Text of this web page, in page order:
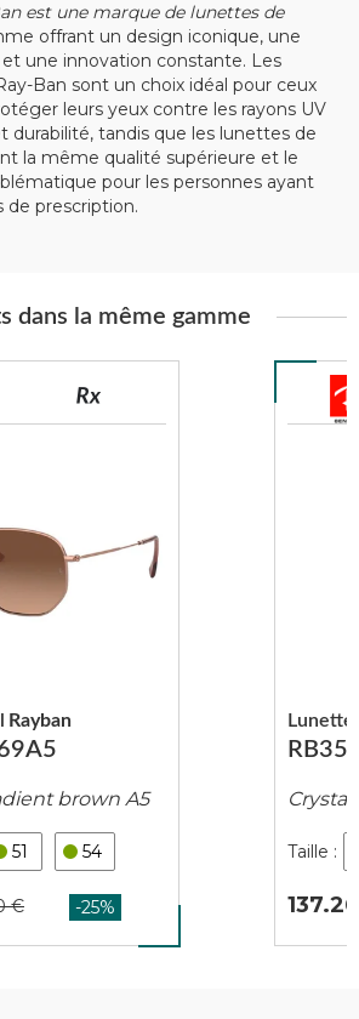
est une marque de lunettes de
offrant un design iconique, une
une innovation constante. Les
Ban sont un choix idéal pour ceux
leurs yeux contre les rayons UV
durabilité, tandis que les lunettes de
la même qualité supérieure et le
pour les personnes ayant
prescription.
dans la même gamme
Rayban
brown A5
51 54
137.26